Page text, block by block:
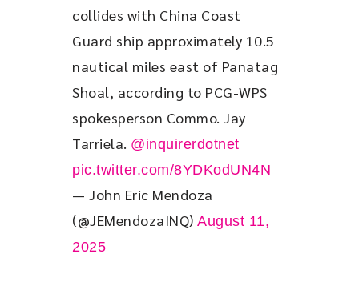
collides with China Coast
Guard ship approximately 10.5
nautical miles east of Panatag
Shoal, according to PCG-WPS
spokesperson Commo. Jay
Tarriela. @inquirerdotnet
pic.twitter.com/8YDKodUN4N
— John Eric Mendoza
(@JEMendozaINQ) August 11,
2025